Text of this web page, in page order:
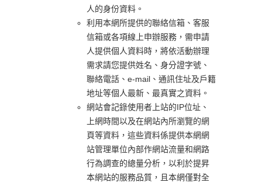
人的身份資料。
利用本網所提供的聯絡信箱、客服
信箱或各項線上申辦服務，需申請
人提供個人資料時，將依活動辦理
需求請您提供姓名、身分證字號、
聯絡電話、e-mail、通訊住址及戶籍
地址等個人最新、最真實之資料。
網站會記錄使用者上站的IP位址、
上網時間以及在網站內所瀏覽的網
頁等資料，這些資料係提供本網網
站管理單位內部作網站流量和網路
行為調查的總量分析，以利於提昇
本網站的服務品質，且本網僅對全